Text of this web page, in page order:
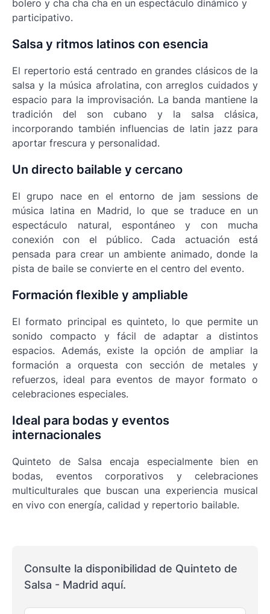
bolero y cha cha cha en un espectáculo dinámico y
participativo.
Salsa y ritmos latinos con esencia
El repertorio está centrado en grandes clásicos de la
salsa y la música afrolatina, con arreglos cuidados y
espacio para la improvisación. La banda mantiene la
tradición del son cubano y la salsa clásica,
incorporando también influencias de latin jazz para
aportar frescura y personalidad.
Un directo bailable y cercano
El grupo nace en el entorno de jam sessions de
música latina en Madrid, lo que se traduce en un
espectáculo natural, espontáneo y con mucha
conexión con el público. Cada actuación está
pensada para crear un ambiente animado, donde la
pista de baile se convierte en el centro del evento.
Formación flexible y ampliable
El formato principal es quinteto, lo que permite un
sonido compacto y fácil de adaptar a distintos
espacios. Además, existe la opción de ampliar la
formación a orquesta con sección de metales y
refuerzos, ideal para eventos de mayor formato o
celebraciones especiales.
Ideal para bodas y eventos
internacionales
Quinteto de Salsa encaja especialmente bien en
bodas, eventos corporativos y celebraciones
multiculturales que buscan una experiencia musical
en vivo con energía, calidad y repertorio bailable.
Consulte la disponibilidad de Quinteto de
Salsa - Madrid aquí.